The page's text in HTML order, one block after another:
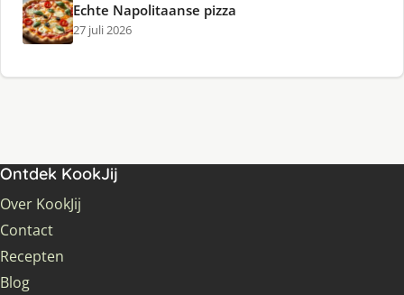
Echte Napolitaanse pizza
27 juli 2026
Ontdek KookJij
Over KookJij
Contact
Recepten
Blog